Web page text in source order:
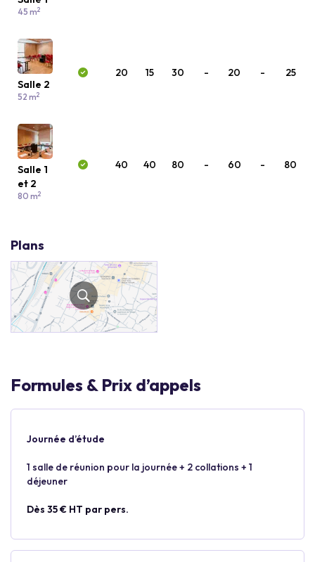
45 m2
Salle 2
52 m2
20 15 30 - 20 - 25
Salle 1
et 2
80 m2
40 40 80 - 60 - 80
Plans
Formules & Prix d’appels
Journée d’étude
1 salle de réunion pour la journée + 2 collations + 1
déjeuner
Dès 35 € HT par pers.